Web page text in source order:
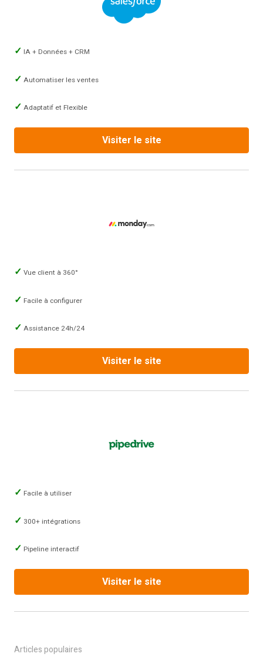
IA + Données + CRM
Automatiser les ventes
Adaptatif et Flexible
Visiter le site
Vue client à 360°
Facile à configurer
Assistance 24h/24
Visiter le site
Facile à utiliser
300+ intégrations
Pipeline interactif
Visiter le site
Articles populaires